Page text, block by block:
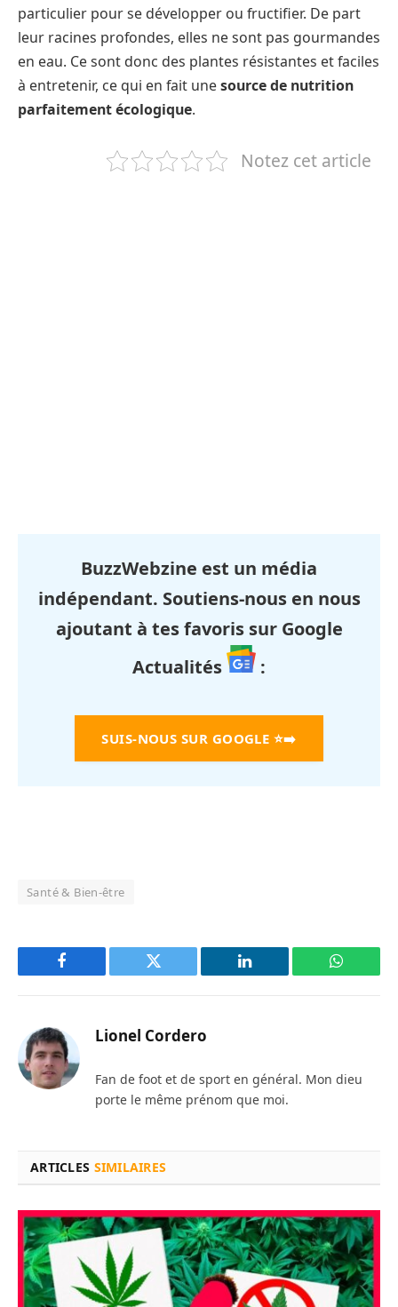
particulier pour se développer ou fructifier. De part
leur racines profondes, elles ne sont pas gourmandes
en eau. Ce sont donc des plantes résistantes et faciles
à entretenir, ce qui en fait unesource de nutrition
parfaitement écologique.
Notez cet article
BuzzWebzine est un média
indépendant. Soutiens-nous en nous
ajoutant à tes favoris sur Google
Actualités
:
SUIS-NOUS SUR GOOGLE ⭐➡️
Santé & Bien-être
Facebook Twitter LinkedIn
Lionel Cordero
Fan de foot et de sport en général. Mon dieu
porte le même prénom que moi.
ARTICLES SIMILAIRES